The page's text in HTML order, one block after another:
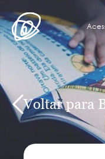
Voltar para